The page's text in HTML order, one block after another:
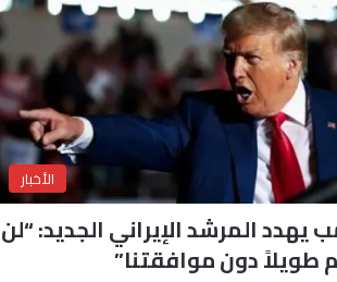
الأخبار
يهدد المرشد الإيراني الجديد: “لن
طويلاً دون موافقتنا”